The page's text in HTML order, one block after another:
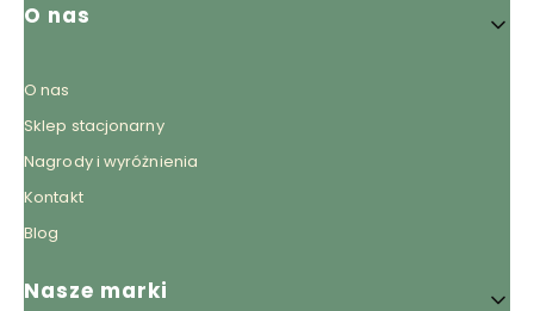
O nas
O nas
Sklep stacjonarny
Nagrody i wyróżnienia
Kontakt
Blog
Nasze marki